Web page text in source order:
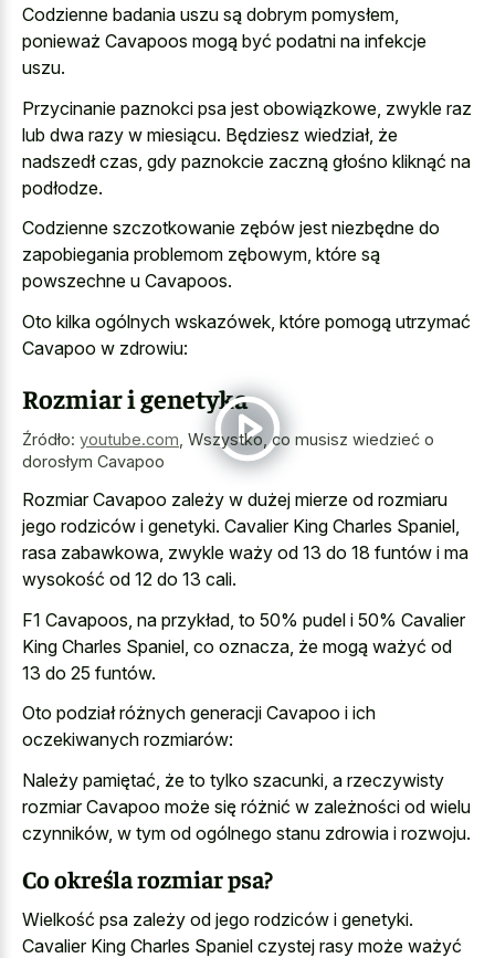
Codzienne badania uszu są dobrym pomysłem,
ponieważ Cavapoos mogą być podatni na infekcje
uszu.
Przycinanie paznokci psa jest obowiązkowe, zwykle raz
lub dwa razy w miesiącu. Będziesz wiedział, że
nadszedł czas, gdy paznokcie zaczną głośno kliknąć na
podłodze.
Codzienne szczotkowanie zębów jest niezbędne do
zapobiegania problemom zębowym, które są
powszechne u Cavapoos.
Oto kilka ogólnych wskazówek, które pomogą utrzymać
Cavapoo w zdrowiu:
Rozmiar i genetyka
Źródło: youtube.com Wszystko, co musisz wiedzieć o
dorosłym Cavapoo
Rozmiar Cavapoo zależy w dużej mierze od rozmiaru
jego rodziców i genetyki. Cavalier King Charles Spaniel,
rasa zabawkowa, zwykle waży od 13 do 18 funtów i ma
wysokość od 12 do 13 cali.
F1 Cavapoos, na przykład, to 50% pudel i 50% Cavalier
King Charles Spaniel, co oznacza, że mogą ważyć od
13 do 25 funtów.
Oto podział różnych generacji Cavapoo i ich
oczekiwanych rozmiarów:
Należy pamiętać, że to tylko szacunki, a rzeczywisty
rozmiar Cavapoo może się różnić w zależności od wielu
czynników, w tym od ogólnego stanu zdrowia i rozwoju.
Co określa rozmiar psa?
Wielkość psa zależy od jego rodziców i genetyki.
Cavalier King Charles Spaniel czystej rasy może ważyć